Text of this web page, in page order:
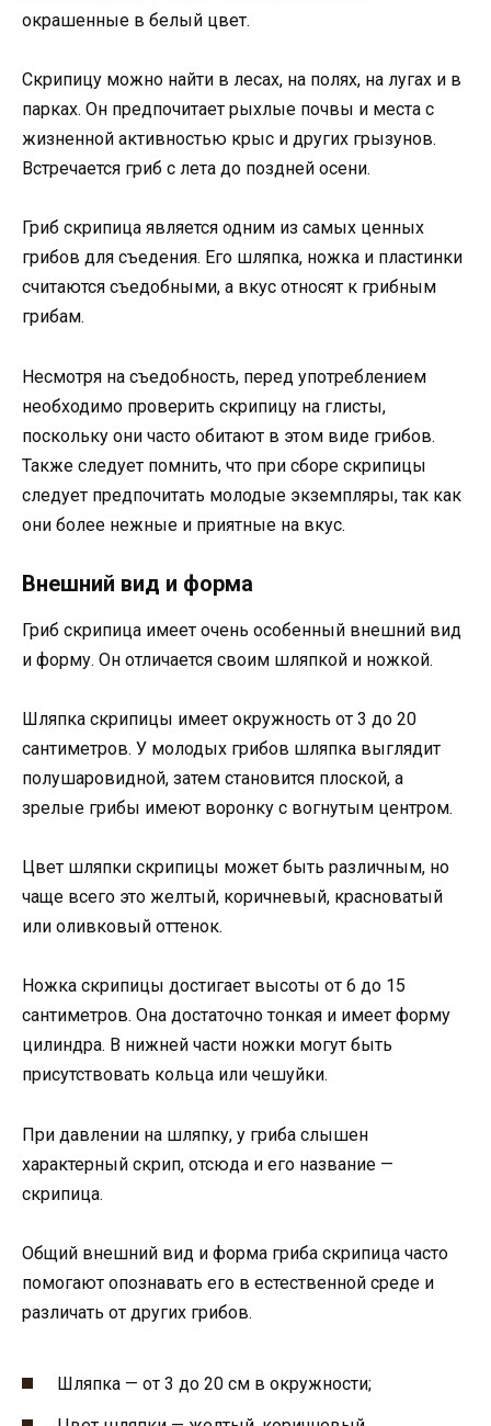
окрашенные в белый цвет.
Скрипицу можно найти в лесах, на полях, на лугах и в
парках. Он предпочитает рыхлые почвы и места с
жизненной активностью крыс и других грызунов.
Встречается гриб с лета до поздней осени.
Гриб скрипица является одним из самых ценных
грибов для съедения. Его шляпка, ножка и пластинки
считаются съедобными, а вкус относят к грибным
грибам.
Несмотря на съедобность, перед употреблением
необходимо проверить скрипицу на глисты,
поскольку они часто обитают в этом виде грибов.
Также следует помнить, что при сборе скрипицы
следует предпочитать молодые экземпляры, так как
они более нежные и приятные на вкус.
Внешний вид и форма
Гриб скрипица имеет очень особенный внешний вид
и форму. Он отличается своим шляпкой и ножкой.
Шляпка скрипицы имеет окружность от 3 до 20
сантиметров. У молодых грибов шляпка выглядит
полушаровидной, затем становится плоской, а
зрелые грибы имеют воронку с вогнутым центром.
Цвет шляпки скрипицы может быть различным, но
чаще всего это желтый, коричневый, красноватый
или оливковый оттенок.
Ножка скрипицы достигает высоты от 6 до 15
сантиметров. Она достаточно тонкая и имеет форму
цилиндра. В нижней части ножки могут быть
присутствовать кольца или чешуйки.
При давлении на шляпку, у гриба слышен
характерный скрип, отсюда и его название —
скрипица.
Общий внешний вид и форма гриба скрипица часто
помогают опознавать его в естественной среде и
различать от других грибов.
Шляпка — от 3 до 20 см в окружности;